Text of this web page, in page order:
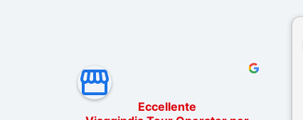
Eccellente